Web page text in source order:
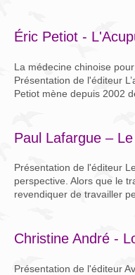
Éric Petiot -
La médecine chinoise
Présentation de l'éditeur
Petiot mène depuis 2002
Paul Lafargue –
Présentation de l'éditeur
perspective. Alors que le
revendiquer de travailler
Christine André -
Présentation de l'éditeur